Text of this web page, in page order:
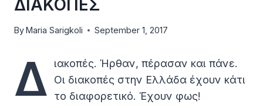
ΔΙΑΚΟΠΕΣ
ByMaria Sarigkoli September 1, 2017
Δ
ιακοπές. Ήρθαν, πέρασαν και πάνε.
Οι διακοπές στην Ελλάδα έχουν κάτι
το διαφορετικό. Έχουν φως!